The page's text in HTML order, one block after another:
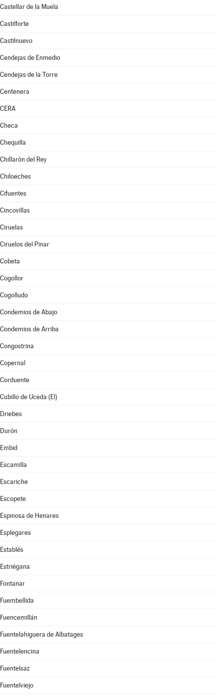
Castellar de la Muela
Castilforte
Castilnuevo
Cendejas de Enmedio
Cendejas de la Torre
Centenera
CERA
Checa
Chequilla
Chillarón del Rey
Chiloeches
Cifuentes
Cincovillas
Ciruelas
Ciruelos del Pinar
Cobeta
Cogollor
Cogolludo
Condemios de Abajo
Condemios de Arriba
Congostrina
Copernal
Corduente
Cubillo de Uceda (El)
Driebes
Durón
Embid
Escamilla
Escariche
Escopete
Espinosa de Henares
Esplegares
Establés
Estriégana
Fontanar
Fuembellida
Fuencemillán
Fuentelahiguera de Albatages
Fuentelencina
Fuentelsaz
Fuentelviejo